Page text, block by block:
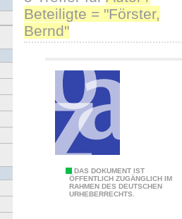
Beteiligte = "Förster,
Bernd"
DAS DOKUMENT IST
ÖFFENTLICH ZUGÄNGLICH IM
RAHMEN DES DEUTSCHEN
URHEBERRECHTS.